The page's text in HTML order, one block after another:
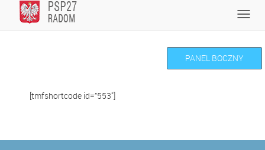
content
PANEL BOCZNY
[tmfshortcode id=”553″]